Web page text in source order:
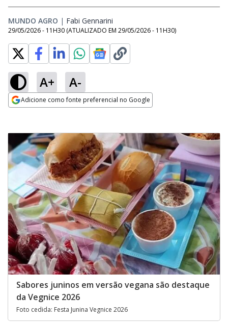
MUNDO AGRO | Fabi Gennarini
29/05/2026 - 11H30 (ATUALIZADO EM 29/05/2026 - 11H30)
A+ A-
Adicione como fonte preferencial no Google
Sabores juninos em versão vegana são destaque
da Vegnice 2026
Foto cedida: Festa Junina Vegnice 2026